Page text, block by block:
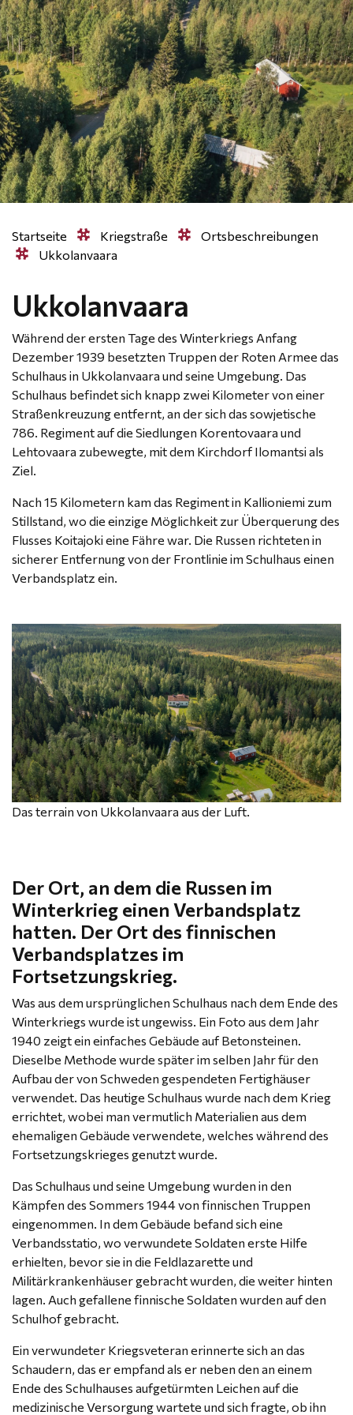
Startseite Kriegstraße
Ortsbeschreibungen
Ukkolanvaara
Ukkolanvaara
Während der ersten Tage des Winterkriegs Anfang
Dezember 1939 besetzten Truppen der Roten Armee das
Schulhaus in Ukkolanvaara und seine Umgebung. Das
Schulhaus befindet sich knapp zwei Kilometer von einer
Straßenkreuzung entfernt, an der sich das sowjetische
786. Regiment auf die Siedlungen Korentovaara und
Lehtovaara zubewegte, mit dem Kirchdorf Ilomantsi als
Ziel.
Nach 15 Kilometern kam das Regiment in Kallioniemi zum
Stillstand, wo die einzige Möglichkeit zur Überquerung des
Flusses Koitajoki eine Fähre war. Die Russen richteten in
sicherer Entfernung von der Frontlinie im Schulhaus einen
Verbandsplatz ein.
Das terrain von Ukkolanvaara aus der Luft.
Der Ort, an dem die Russen im
Winterkrieg einen Verbandsplatz
hatten. Der Ort des finnischen
Verbandsplatzes im
Fortsetzungskrieg.
Was aus dem ursprünglichen Schulhaus nach dem Ende des
Winterkriegs wurde ist ungewiss. Ein Foto aus dem Jahr
1940 zeigt ein einfaches Gebäude auf Betonsteinen.
Dieselbe Methode wurde später im selben Jahr für den
Aufbau der von Schweden gespendeten Fertighäuser
verwendet. Das heutige Schulhaus wurde nach dem Krieg
errichtet, wobei man vermutlich Materialien aus dem
ehemaligen Gebäude verwendete, welches während des
Fortsetzungskrieges genutzt wurde.
Das Schulhaus und seine Umgebung wurden in den
Kämpfen des Sommers 1944 von finnischen Truppen
eingenommen. In dem Gebäude befand sich eine
Verbandsstatio, wo verwundete Soldaten erste Hilfe
erhielten, bevor sie in die Feldlazarette und
Militärkrankenhäuser gebracht wurden, die weiter hinten
lagen. Auch gefallene finnische Soldaten wurden auf den
Schulhof gebracht.
Ein verwundeter Kriegsveteran erinnerte sich an das
Schaudern, das er empfand als er neben den an einem
Ende des Schulhauses aufgetürmten Leichen auf die
medizinische Versorgung wartete und sich fragte, ob ihn